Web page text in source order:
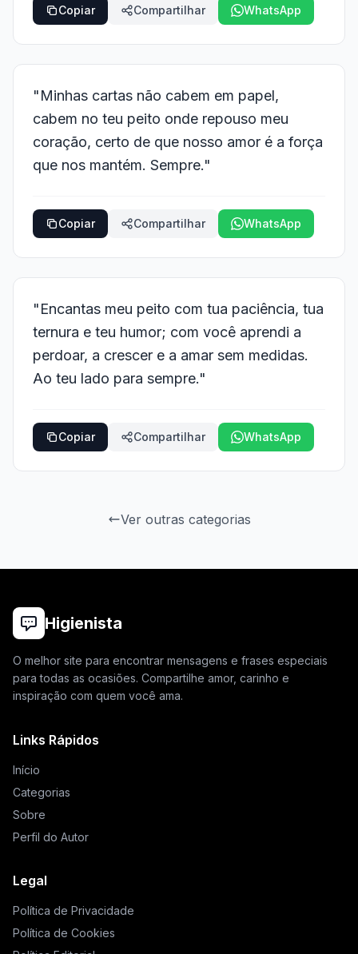
Copiar Compartilhar WhatsApp
"Minhas cartas não cabem em papel,
cabem no teu peito onde repouso meu
coração, certo de que nosso amor é a força
que nos mantém. Sempre."
Copiar Compartilhar WhatsApp
"Encantas meu peito com tua paciência, tua
ternura e teu humor; com você aprendi a
perdoar, a crescer e a amar sem medidas.
Ao teu lado para sempre."
Copiar Compartilhar WhatsApp
Ver outras categorias
Higienista
O melhor site para encontrar mensagens e frases especiais
para todas as ocasiões. Compartilhe amor, carinho e
inspiração com quem você ama.
Links Rápidos
Início
Categorias
Sobre
Perfil do Autor
Legal
Política de Privacidade
Política de Cookies